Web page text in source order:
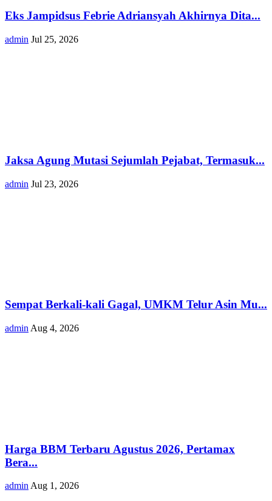
Eks Jampidsus Febrie Adriansyah Akhirnya Dita...
admin Jul 25, 2026
Jaksa Agung Mutasi Sejumlah Pejabat, Termasuk...
admin Jul 23, 2026
Sempat Berkali-kali Gagal, UMKM Telur Asin Mu...
admin Aug 4, 2026
Harga BBM Terbaru Agustus 2026, Pertamax
Bera...
admin Aug 1, 2026